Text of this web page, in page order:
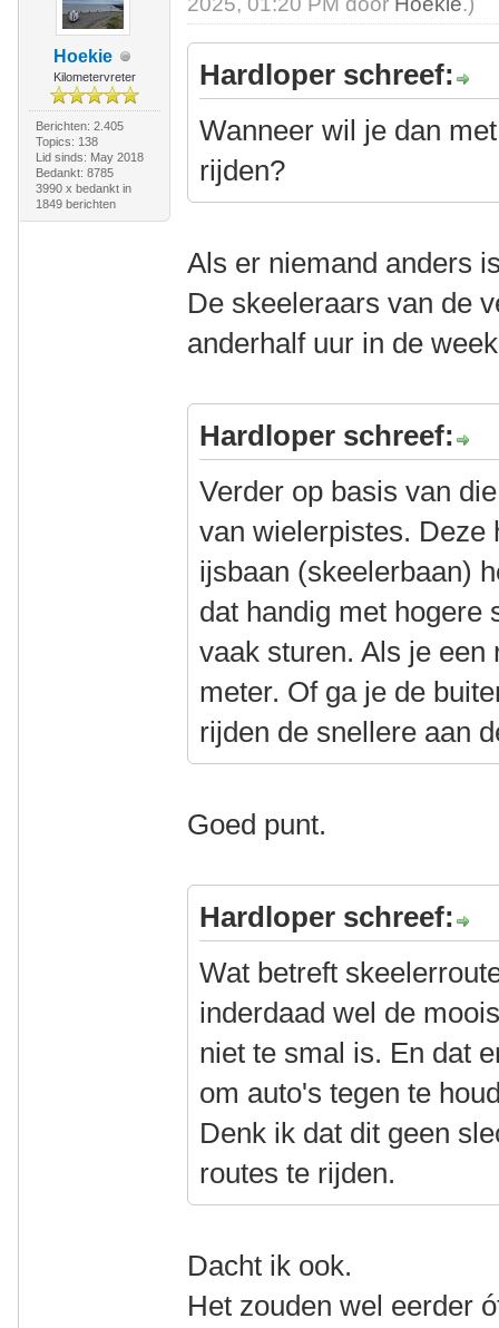
Hoekie
Kilometervreter
Berichten: 2.405
Topics: 138
Lid sinds: May 2018
Bedankt: 8785
3990 x bedankt in
1849 berichten
Hardloper schreef:
Wanneer wil je dan
rijden?
Als er niemand anders
De skeeleraars van de
anderhalf uur in de
Hardloper schreef:
Verder op basis van
van wielerpistes. Deze
ijsbaan (skeelerbaan)
dat handig met hogere
vaak sturen. Als je een
meter. Of ga je de
rijden de snellere aan
Goed punt.
Hardloper schreef:
Wat betreft
inderdaad wel de
niet te smal is. En dat
om auto's tegen te
Denk ik dat dit geen
routes te rijden.
Dacht ik ook.
Het zouden wel eerder